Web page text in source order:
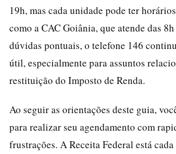
19h, mas cada unidade pode ter
como a CAC Goiânia, que atende das 8h
dúvidas pontuais, o telefone 146
útil, especialmente para assuntos
restituição do Imposto de Renda.
Ao seguir as orientações deste guia,
para realizar seu agendamento com
frustrações. A Receita Federal está